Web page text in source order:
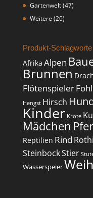
Gartenwelt(47)
Weitere (20)
Produkt-Schlagworte
Afrika Alpen
Brunnen
Flötenspieler
Hengst Hirsch
Kinder Kröte
Mädchen
Reptilien Rind
SteinbockStier
Wasserspeier